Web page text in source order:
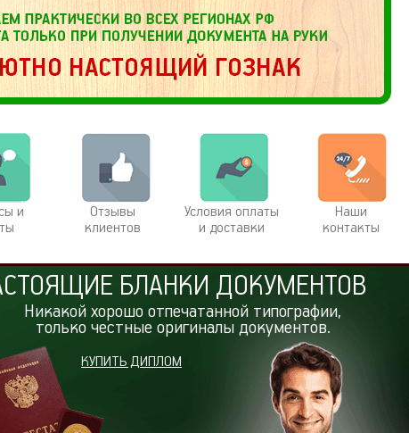
и
Отзывы
клиентов
Условия оплаты
и доставки
Наши
контакты
БЛАНКИ ДОКУМЕНТОВ
Никакой хорошо отпечатанной типографии,
только честные оригиналы документов.
КУПИТЬ ДИПЛОМ